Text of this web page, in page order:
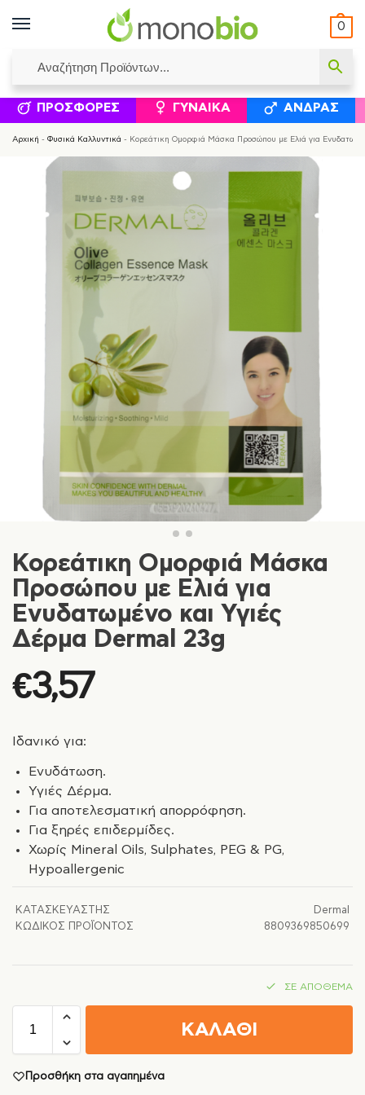
0
ΙΣΟΛΟΓΙΣΜΟΊ ΕΛΕΆΝΝΑ ΧΡΙΣΤΙΝΆΚΗ ΕΠΙΚΟΙΝΩΝΊΑ
ΣΥΜΠΛΗΡΏΜΑΤΑ ΔΙΑΤΡΟΦΉΣ ΦΥΣΙΚΆ
ΠΡΟΣΦΟΡΈΣ ΓΥΝΑΊΚΑ ΆΝΔΡΑΣ
Αρχική - Φυσικά Καλλυντικά - Κορεάτικη Ομορφιά Μάσκα Προσώπου με Ελιά για
Κορεάτικη Ομορφιά Μάσκα
Προσώπου με Ελιά για
Ενυδατωμένο και Υγιές
Δέρμα Dermal 23g
€3,57
Ιδανικό για:
Ενυδάτωση.
Υγιές Δέρμα.
Για αποτελεσματική απορρόφηση.
Για ξηρές επιδερμίδες.
Χωρίς Mineral Oils, Sulphates, PEG & PG,
Hypoallergenic
ΚΑΤΑΣΚΕΥΑΣΤΉΣ
Dermal
ΚΩΔΙΚΌΣ ΠΡΟΪΌΝΤΟΣ
8809369850699
ΣΕ ΑΠΌΘΕΜΑ
ΚΑΛΑΘΙ
Προσθήκη στα αγαπημένα